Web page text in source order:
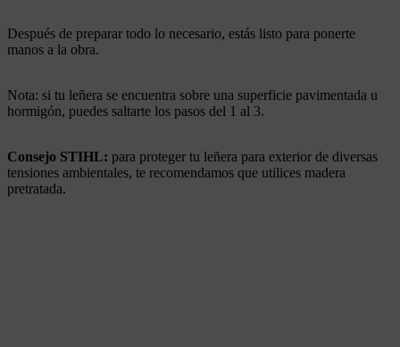
Después de preparar todo lo necesario, estás listo para ponerte
manos a la obra.
Nota: si tu leñera se encuentra sobre una superficie pavimentada u
hormigón, puedes saltarte los pasos del 1 al 3.
Consejo STIHL: para proteger tu leñera para exterior de diversas
tensiones ambientales, te recomendamos que utilices madera
pretratada.